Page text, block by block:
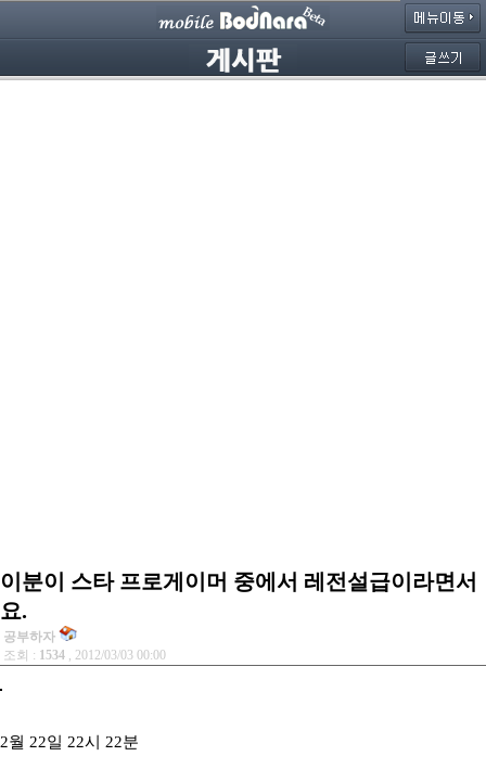
이분이 스타 프로게이머 중에서 레전설급이라면서
요.
공부하자
조회 : 1534 , 2012/03/03 00:00
2월 22일 22시 22분